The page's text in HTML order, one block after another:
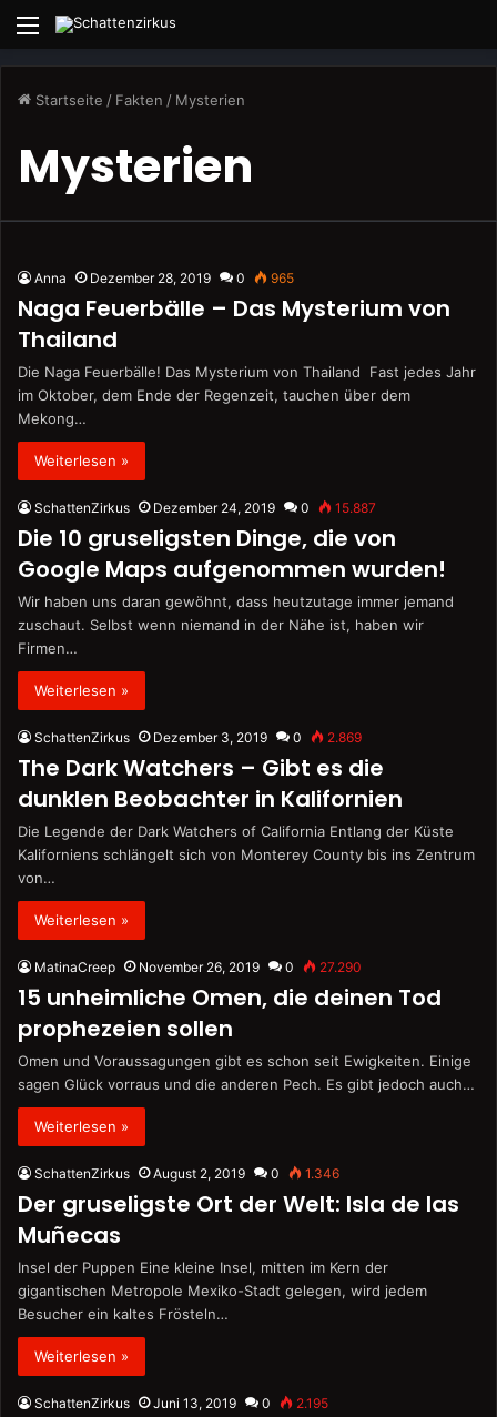
Menü
Startseite / Fakten / Mysterien
Mysterien
Anna Dezember 28, 2019 0 965
Naga Feuerbälle – Das Mysterium von
Thailand
Die Naga Feuerbälle! Das Mysterium von Thailand Fast jedes Jahr
im Oktober, dem Ende der Regenzeit, tauchen über dem
Mekong…
Weiterlesen »
SchattenZirkus Dezember 24, 2019 0 15.887
Die 10 gruseligsten Dinge, die von
Google Maps aufgenommen wurden!
Wir haben uns daran gewöhnt, dass heutzutage immer jemand
zuschaut. Selbst wenn niemand in der Nähe ist, haben wir
Firmen…
Weiterlesen »
SchattenZirkus Dezember 3, 2019 0 2.869
The Dark Watchers – Gibt es die
dunklen Beobachter in Kalifornien
Die Legende der Dark Watchers of California Entlang der Küste
Kaliforniens schlängelt sich von Monterey County bis ins Zentrum
von…
Weiterlesen »
MatinaCreep November 26, 2019 0 27.290
15 unheimliche Omen, die deinen Tod
prophezeien sollen
Omen und Voraussagungen gibt es schon seit Ewigkeiten. Einige
sagen Glück vorraus und die anderen Pech. Es gibt jedoch auch…
Weiterlesen »
SchattenZirkus August 2, 2019 0 1.346
Der gruseligste Ort der Welt: Isla de las
Muñecas
Insel der Puppen Eine kleine Insel, mitten im Kern der
gigantischen Metropole Mexiko-Stadt gelegen, wird jedem
Besucher ein kaltes Frösteln…
Weiterlesen »
SchattenZirkus Juni 13, 2019 0 2.195